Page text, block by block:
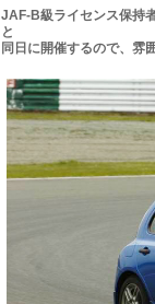
JAF-B級ライセンス保持
と
同日に開催するので、雰